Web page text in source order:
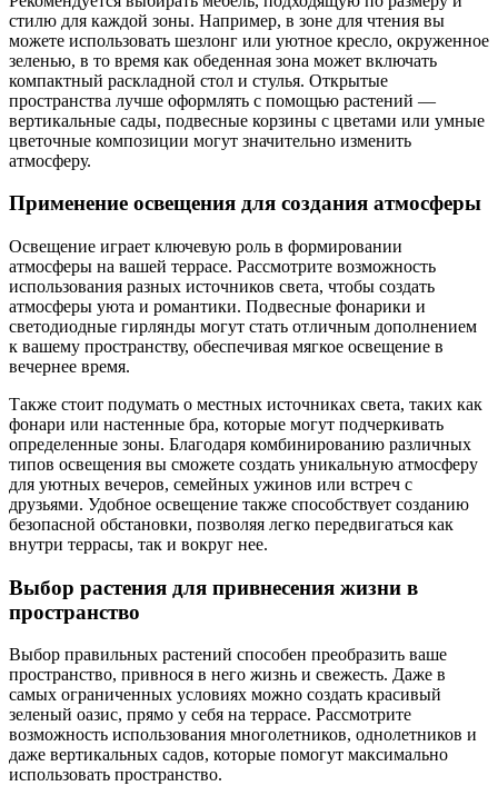
стилю для каждой зоны. Например, в зоне для чтения вы
можете использовать шезлонг или уютное кресло, окруженное
зеленью, в то время как обеденная зона может включать
компактный раскладной стол и стулья. Открытые
пространства лучше оформлять с помощью растений —
вертикальные сады, подвесные корзины с цветами или умные
цветочные композиции могут значительно изменить
атмосферу.
Применение освещения для создания атмосферы
Освещение играет ключевую роль в формировании
атмосферы на вашей террасе. Рассмотрите возможность
использования разных источников света, чтобы создать
атмосферы уюта и романтики. Подвесные фонарики и
светодиодные гирлянды могут стать отличным дополнением
к вашему пространству, обеспечивая мягкое освещение в
вечернее время.
Также стоит подумать о местных источниках света, таких как
фонари или настенные бра, которые могут подчеркивать
определенные зоны. Благодаря комбинированию различных
типов освещения вы сможете создать уникальную атмосферу
для уютных вечеров, семейных ужинов или встреч с
друзьями. Удобное освещение также способствует созданию
безопасной обстановки, позволяя легко передвигаться как
внутри террасы, так и вокруг нее.
Выбор растения для привнесения жизни в
пространство
Выбор правильных растений способен преобразить ваше
пространство, привнося в него жизнь и свежесть. Даже в
самых ограниченных условиях можно создать красивый
зеленый оазис, прямо у себя на террасе. Рассмотрите
возможность использования многолетников, однолетников и
даже вертикальных садов, которые помогут максимально
использовать пространство.